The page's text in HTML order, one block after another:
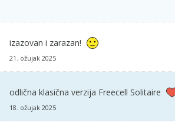
izazovan i zarazan!
21. ožujak 2025
odlična klasična verzija Freecell Solitaire
18. ožujak 2025